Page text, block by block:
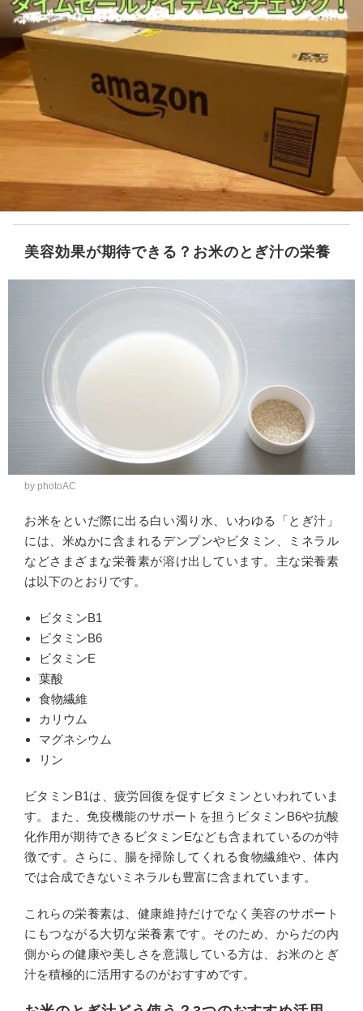
美容効果が期待できる？お米のとぎ汁の栄養
by photoAC
お米をといだ際に出る白い濁り水、いわゆる「とぎ汁」
には、米ぬかに含まれるデンプンやビタミン、ミネラル
などさまざまな栄養素が溶け出しています。主な栄養素
は以下のとおりです。
ビタミンB1
ビタミンB6
ビタミンE
葉酸
食物繊維
カリウム
マグネシウム
リン
ビタミンB1は、疲労回復を促すビタミンといわれていま
す。また、免疫機能のサポートを担うビタミンB6や抗酸
化作用が期待できるビタミンEなども含まれているのが特
徴です。さらに、腸を掃除してくれる食物繊維や、体内
では合成できないミネラルも豊富に含まれています。
これらの栄養素は、健康維持だけでなく美容のサポート
にもつながる大切な栄養素です。そのため、からだの内
側からの健康や美しさを意識している方は、お米のとぎ
汁を積極的に活用するのがおすすめです。